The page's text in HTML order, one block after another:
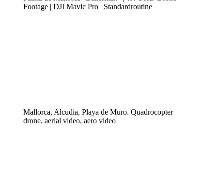
Footage | DJI Mavic Pro | Standardroutine
Mallorca, Alcudia, Playa de Muro. Quadrocopter
drone, aerial video, aero video